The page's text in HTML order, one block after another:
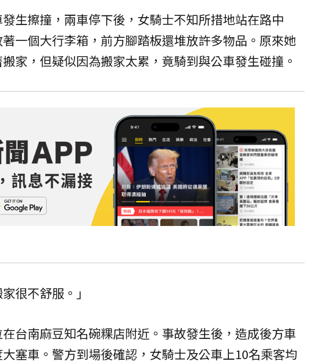
生擦撞，兩車停下後，女騎士不知所措地站在路中
一個大行李箱，前方腳踏板還堆放許多物品。原來她
家，但疑似因為搬家太累，竟騎到與公車發生碰撞。
很不舒服。」
台南麻豆知名碗粿店附近。事故發生後，造成後方車
塞車。警方到場後確認，女騎士及公車上10名乘客均